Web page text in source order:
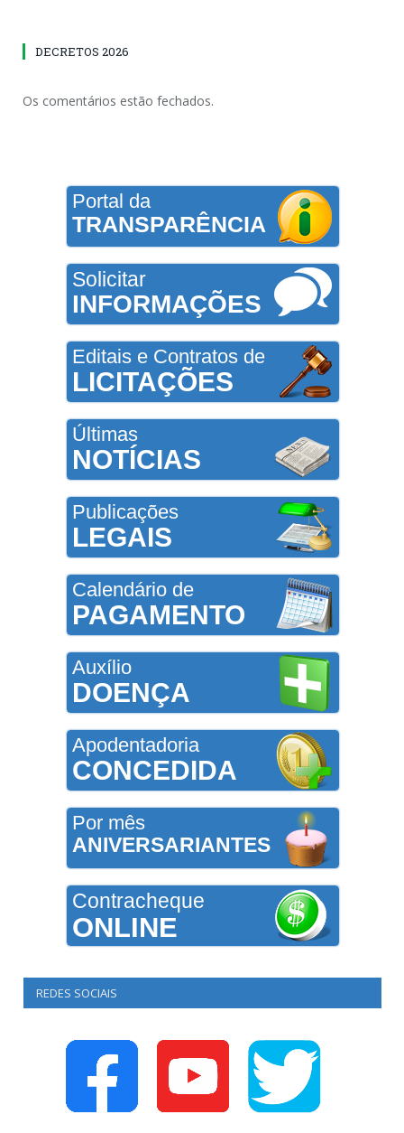
DECRETOS 2026
Os comentários estão fechados.
Portal da
TRANSPARÊNCIA
Solicitar
INFORMAÇÕES
Editais e Contratos de
LICITAÇÕES
Últimas
NOTÍCIAS
Publicações
LEGAIS
Calendário de
PAGAMENTO
Auxílio
DOENÇA
Apodentadoria
CONCEDIDA
Por mês
ANIVERSARIANTES
Contracheque
ONLINE
REDES SOCIAIS